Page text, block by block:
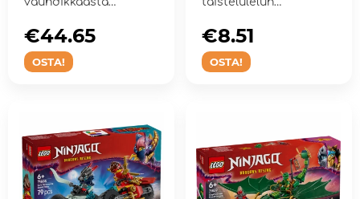
rakennus- j...
OSTA!
€44.65
OSTA!
€8.51